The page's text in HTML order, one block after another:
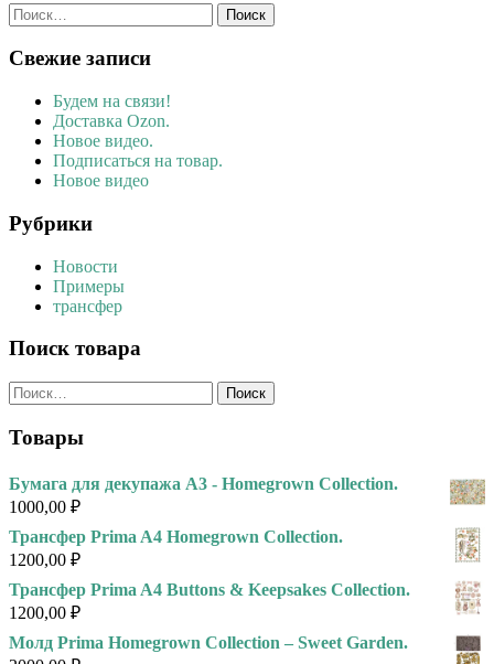
Найти:
Свежие записи
Будем на связи!
Доставка Ozon.
Новое видео.
Подписаться на товар.
Новое видео
Рубрики
Новости
Примеры
трансфер
Поиск товара
Найти:
Товары
Бумага для декупажа А3 - Homegrown Collection.
1000,00 ₽
Трансфер Prima A4 Homegrown Collection.
1200,00 ₽
Трансфер Prima A4 Buttons & Keepsakes Collection.
1200,00 ₽
Молд Prima Homegrown Collection – Sweet Garden.